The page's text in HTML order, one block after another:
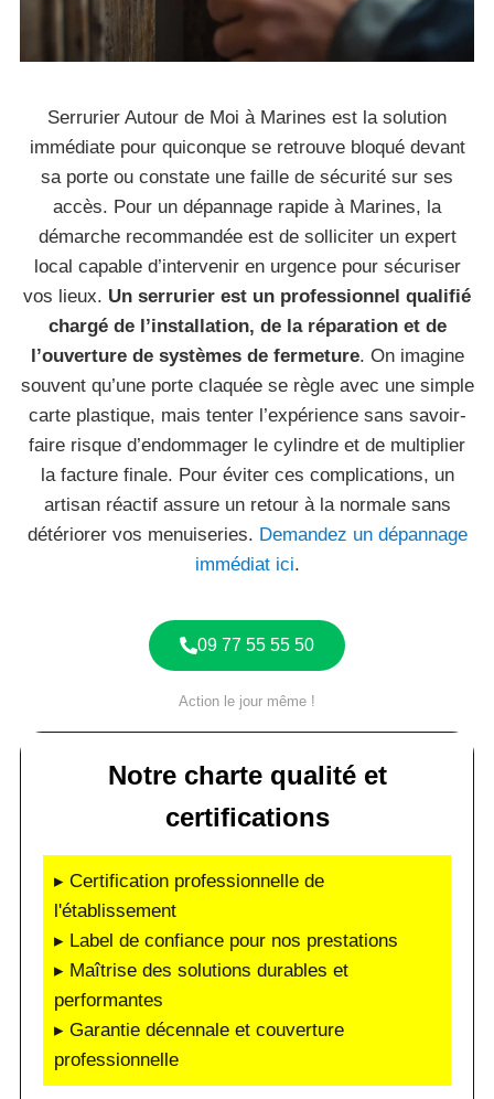
Serrurier Autour de Moi à Marines est la solution
immédiate pour quiconque se retrouve bloqué devant
sa porte ou constate une faille de sécurité sur ses
accès. Pour un dépannage rapide à Marines, la
démarche recommandée est de solliciter un expert
local capable d’intervenir en urgence pour sécuriser
vos lieux. Un serrurier est un professionnel qualifié
chargé de l’installation, de la réparation et de
l’ouverture de systèmes de fermeture. On imagine
souvent qu’une porte claquée se règle avec une simple
carte plastique, mais tenter l’expérience sans savoir-
faire risque d’endommager le cylindre et de multiplier
la facture finale. Pour éviter ces complications, un
artisan réactif assure un retour à la normale sans
détériorer vos menuiseries. Demandez un dépannage
immédiat ici.
09 77 55 55 50
Action le jour même !
Notre charte qualité et
certifications
▸ Certification professionnelle de
l'établissement
▸ Label de confiance pour nos prestations
▸ Maîtrise des solutions durables et
performantes
▸ Garantie décennale et couverture
professionnelle